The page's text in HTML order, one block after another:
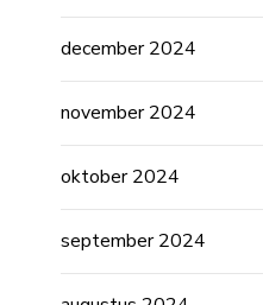
december 2024
november 2024
oktober 2024
september 2024